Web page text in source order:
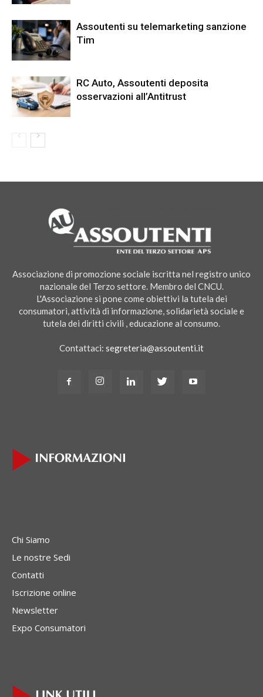
Assoutenti su telemarketing sanzione
Tim
RC Auto, Assoutenti deposita
osservazioni all’Antitrust
Associazione di promozione sociale iscritta nel registro unico
nazionale del Terzo settore. Membro del CNCU.
L'Associazione si pone come obiettivi la tutela dei
consumatori, attività di informazione, solidarietà sociale e
tutela dei diritti civili , educazione al consumo.
Contattaci: segreteria@assoutenti.it
Chi Siamo
Le nostre Sedi
Contatti
Iscrizione online
Newsletter
Expo Consumatori